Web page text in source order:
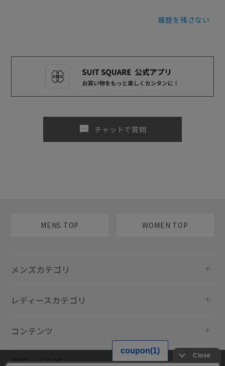
履歴を残さない
sms チャットで質問
MENS TOP WOMEN TOP
メンズカテゴリ
レディースカテゴリ
コンテンツ
規約・ヘルプ